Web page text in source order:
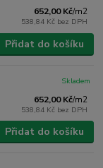
652,00 Kč/m2
538,84 Kč bez DPH
Přidat do košíku
652,00 Kč/m2
538,84 Kč bez DPH
Skladem
Přidat do košíku